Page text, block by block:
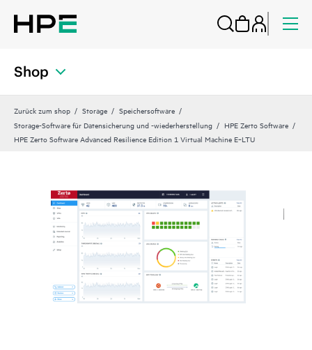
Shop
Zurück zum shop Storage
Speichersoftware
Storage-Software für Datensicherung und -wiederherstellung
HPE Zerto Software
HPE Zerto Software Advanced Resilience Edition 1 Virtual Machine E‑LTU